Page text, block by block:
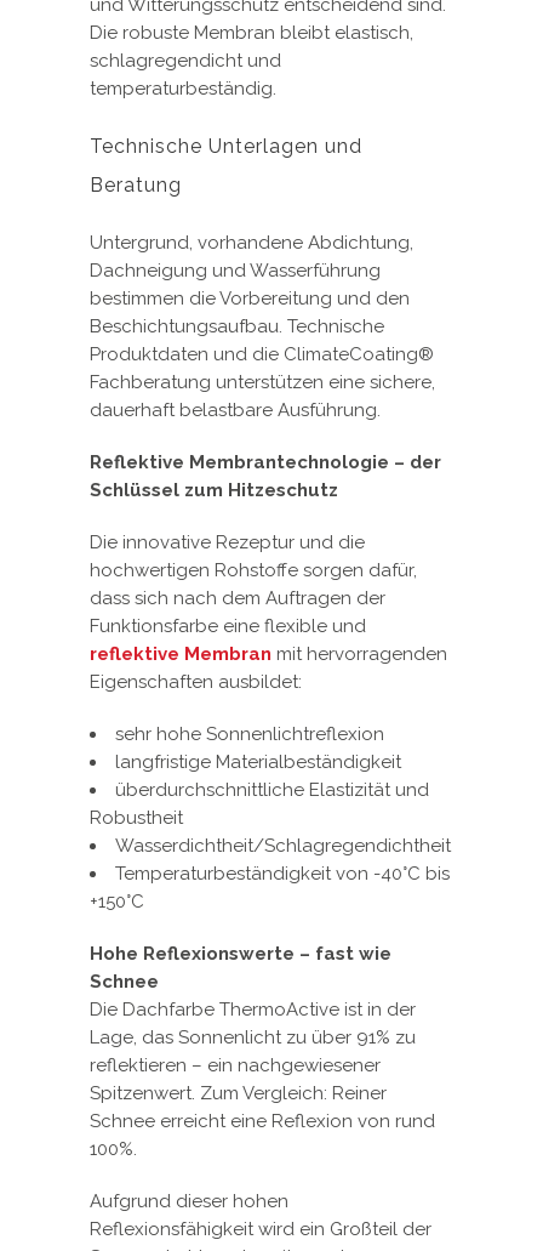
und Witterungsschutz entscheidend sind.
Die robuste Membran bleibt elastisch,
schlagregendicht und
temperaturbeständig.
Technische Unterlagen und
Beratung
Untergrund, vorhandene Abdichtung,
Dachneigung und Wasserführung
bestimmen die Vorbereitung und den
Beschichtungsaufbau. Technische
Produktdaten und die ClimateCoating®
Fachberatung unterstützen eine sichere,
dauerhaft belastbare Ausführung.
Reflektive Membrantechnologie – der
Schlüssel zum Hitzeschutz
Die innovative Rezeptur und die
hochwertigen Rohstoffe sorgen dafür,
dass sich nach dem Auftragen der
Funktionsfarbe eine flexible und
reflektive Membran mit hervorragenden
Eigenschaften ausbildet:
sehr hohe Sonnenlichtreflexion
langfristige Materialbeständigkeit
überdurchschnittliche Elastizität und
Robustheit
Wasserdichtheit/Schlagregendichtheit
Temperaturbeständigkeit von -40°C bis
+150°C
Hohe Reflexionswerte – fast wie
Schnee
Die Dachfarbe ThermoActive ist in der
Lage, das Sonnenlicht zu über 91% zu
reflektieren – ein nachgewiesener
Spitzenwert. Zum Vergleich: Reiner
Schnee erreicht eine Reflexion von rund
100%.
Aufgrund dieser hohen
Reflexionsfähigkeit wird ein Großteil der